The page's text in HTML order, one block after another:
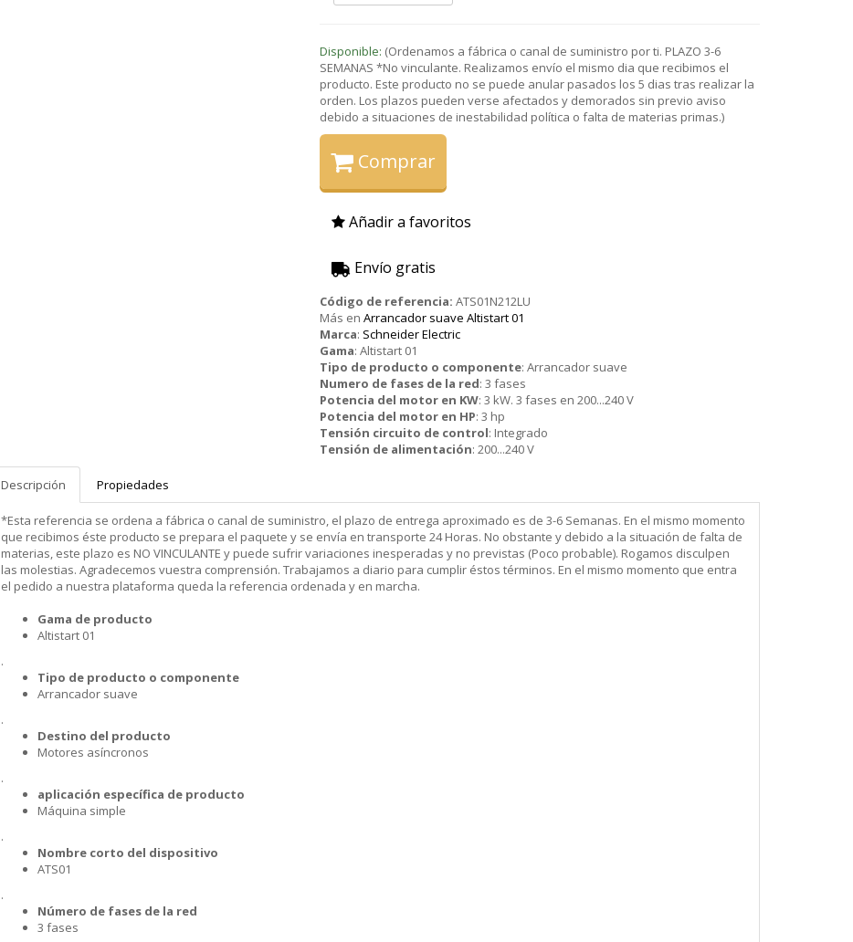
Disponible: (Ordenamos a fábrica o canal de suministro por ti. PLAZO 3-6
SEMANAS *No vinculante. Realizamos envío el mismo dia que recibimos el
producto. Este producto no se puede anular pasados los 5 dias tras realizar la
orden. Los plazos pueden verse afectados y demorados sin previo aviso
debido a situaciones de inestabilidad política o falta de materias primas.)
Comprar
Añadir a favoritos
Envío gratis
Código de referencia: ATS01N212LU
Más enArrancador suave Altistart 01
Marca: Schneider Electric
Gama:Altistart 01
Tipo de producto o componente:Arrancador suave
Numero de fases de la red:3 fases
Potencia del motor en KW:3 kW. 3 fases en 200...240 V
Potencia del motor en HP:3 hp
Tensión circuito de control: Integrado
Tensión de alimentación:200...240 V
Descripción Propiedades
*Esta referencia se ordena a fábrica o canal de suministro, el plazo de entrega aproximado es de 3-6 Semanas. En el mismo momento
que recibimos éste producto se prepara el paquete y se envía en transporte 24 Horas. No obstante y debido a la situación de falta de
materias, este plazo es NO VINCULANTE y puede sufrir variaciones inesperadas y no previstas (Poco probable). Rogamos disculpen
las molestias. Agradecemos vuestra comprensión. Trabajamos a diario para cumplir éstos términos. En el mismo momento que entra
el pedido a nuestra plataforma queda la referencia ordenada y en marcha.
Gama de producto
Altistart 01
.
Tipo de producto o componente
Arrancador suave
.
Destino del producto
Motores asíncronos
.
aplicación específica de producto
Máquina simple
.
Nombre corto del dispositivo
ATS01
.
Número de fases de la red
3 fases